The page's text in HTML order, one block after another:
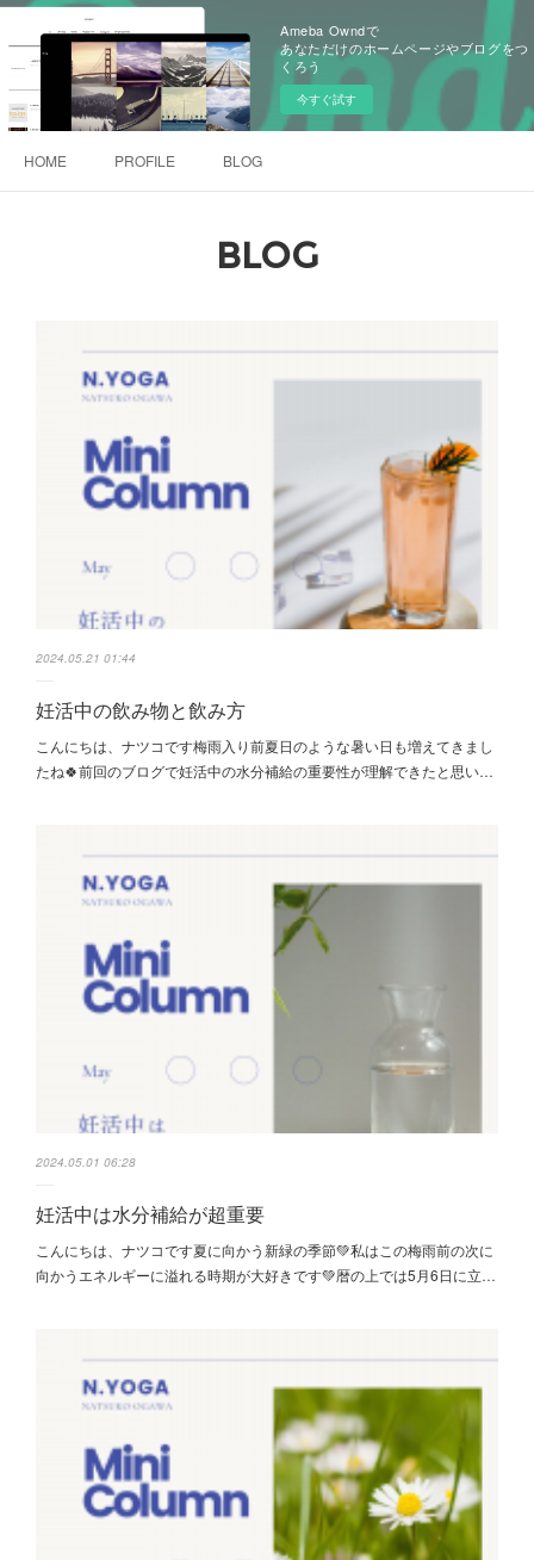
Ameba Owndで
あなただけのホームページやブログをつ
くろう
今すぐ試す
HOME PROFILE BLOG
BLOG
2024.05.21 01:44
妊活中の飲み物と飲み方
こんにちは、ナツコです梅雨入り前夏日のような暑い日も増えてきまし
たね🍀前回のブログで妊活中の水分補給の重要性が理解できたと思い…
2024.05.01 06:28
妊活中は水分補給が超重要
こんにちは、ナツコです夏に向かう新緑の季節💚私はこの梅雨前の次に
向かうエネルギーに溢れる時期が大好きです💚暦の上では5月6日に立…